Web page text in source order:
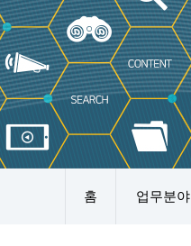
홈 업무분야